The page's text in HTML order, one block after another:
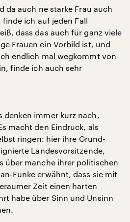
da auch ne starke Frau auch
ich auf jeden Fall
dass das auch für ganz viele
Frauen ein Vorbild ist, und
endlich mal wegkommt von
finde ich auch sehr
denken immer kurz nach,
macht den Eindruck, als
ringen: hier ihre Grund-
Landesvorsitzende,
über manche ihrer politischen
Funke erwähnt, dass sie mit
Zeit einen harten
habe über Sinn und Unsinn